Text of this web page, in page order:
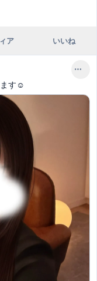
ア いいね
す☺️